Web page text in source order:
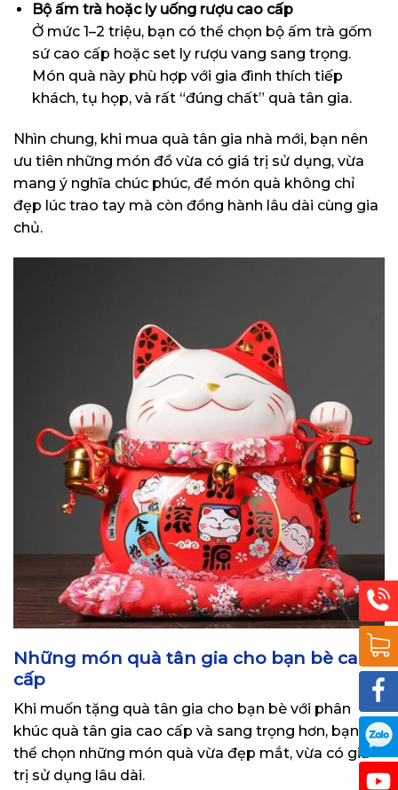
Bộ ấm trà hoặc ly uống rượu cao cấp
Ở mức 1–2 triệu, bạn có thể chọn bộ ấm trà gốm
sứ cao cấp hoặc set ly rượu vang sang trọng.
Món quà này phù hợp với gia đình thích tiếp
khách, tụ họp, và rất “đúng chất” quà tân gia.
Nhìn chung, khi mua quà tân gia nhà mới, bạn nên
ưu tiên những món đồ vừa có giá trị sử dụng, vừa
mang ý nghĩa chúc phúc, để món quà không chỉ
đẹp lúc trao tay mà còn đồng hành lâu dài cùng gia
chủ.
Những món quà tân gia cho bạn bè cao
cấp
Khi muốn tặng quà tân gia cho bạn bè với phân
khúc quà tân gia cao cấp và sang trọng hơn, bạn có
thể chọn những món quà vừa đẹp mắt, vừa có giá
trị sử dụng lâu dài.